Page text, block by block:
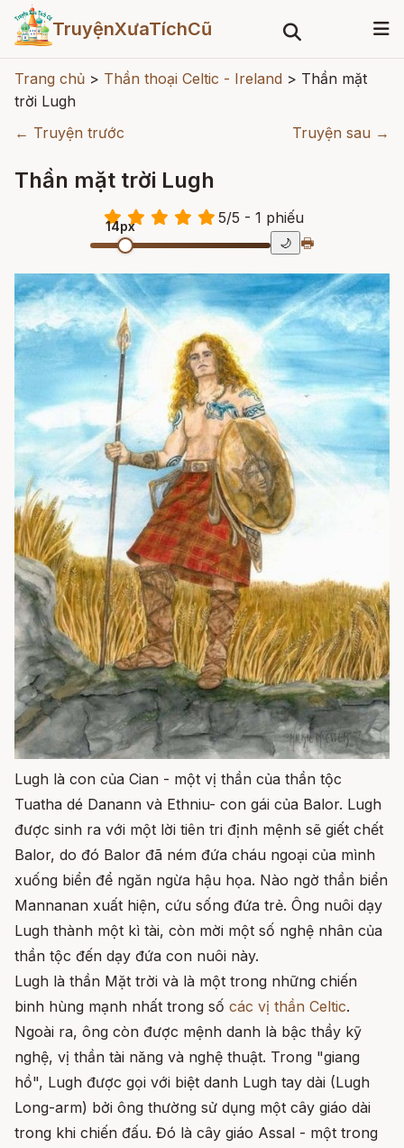
TruyệnXưaTíchCũ
Trang chủ > Thần thoại Celtic - Ireland > Thần mặt
trời Lugh
← Truyện trước
Truyện sau →
Thần mặt trời Lugh
5/5 - 1 phiếu
14px
🌙 🖶
Lugh là con của Cian - một vị thần của thần tộc
Tuatha dé Danann và Ethniu- con gái của Balor. Lugh
được sinh ra với một lời tiên tri định mệnh sẽ giết chết
Balor, do đó Balor đã ném đứa cháu ngoại của mình
xuống biển để ngăn ngừa hậu họa. Nào ngờ thần biển
Mannanan xuất hiện, cứu sống đứa trẻ. Ông nuôi dạy
Lugh thành một kì tài, còn mời một số nghệ nhân của
thần tộc đến dạy đứa con nuôi này.
Lugh là thần Mặt trời và là một trong những chiến
binh hùng mạnh nhất trong số các vị thần Celtic.
Ngoài ra, ông còn được mệnh danh là bậc thầy kỹ
nghệ, vị thần tài năng và nghệ thuật. Trong "giang
hồ", Lugh được gọi với biệt danh Lugh tay dài (Lugh
Long-arm) bởi ông thường sử dụng một cây giáo dài
trong khi chiến đấu. Đó là cây giáo Assal - một trong